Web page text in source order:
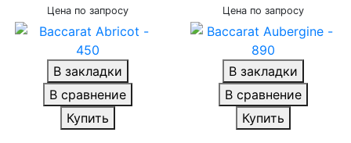
Цена по запросу Цена по запросу
В закладки
В сравнение
Купить
В закладки
В сравнение
Купить